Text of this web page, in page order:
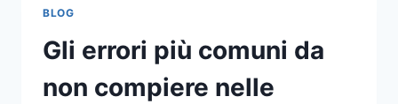
PULIZIA
DELLE
APPARECCHIATURE
DA
BLOG
Gli errori più comuni da
non compiere nelle